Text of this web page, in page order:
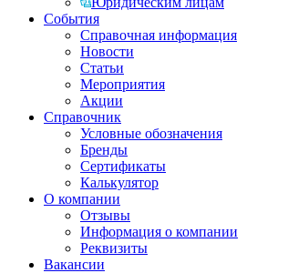
События
Справочная информация
Новости
Статьи
Мероприятия
Акции
Справочник
Условные обозначения
Бренды
Сертификаты
Калькулятор
О компании
Отзывы
Информация о компании
Реквизиты
Вакансии